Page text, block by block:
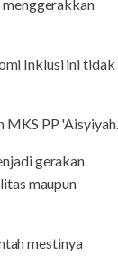
menggerakkan
Inklusi ini tidak
MKS PP 'Aisyiyah.
gerakan
maupun
mestinya